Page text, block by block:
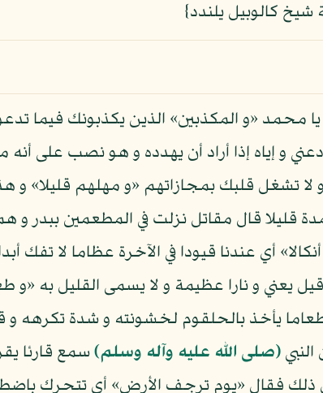
كالوبيل يلندد}
محمد «و المكذبين» الذين يكذبونك فيما
و إياه إذا أراد أن يهدده و هو نصب على
لا تشغل قلبك بمجازاتهم «و مهلهم قليلا» و
قليلا قال مقاتل نزلت في المطعمين ببدر و
أي عندنا قيودا في الآخرة عظاما لا تفك
و نارا عظيمة و لا يسمى القليل به «و
يأخذ بالحلقوم لخشونته و شدة تكرهه و
(صلى الله عليه وآله وسلم)سمع قارئا
ذلك فقال «يوم ترجف الأرض» أي تتحرك